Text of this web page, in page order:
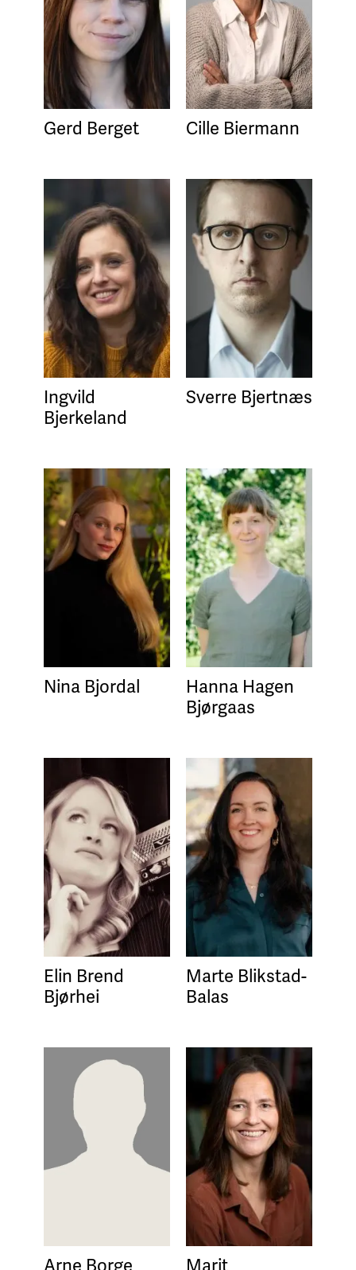
Gerd Berget Cille Biermann
Ingvild
Bjerkeland
Sverre Bjertnæs
Nina Bjordal
Hanna Hagen
Bjørgaas
Elin Brend
Bjørhei
Marte Blikstad-
Balas